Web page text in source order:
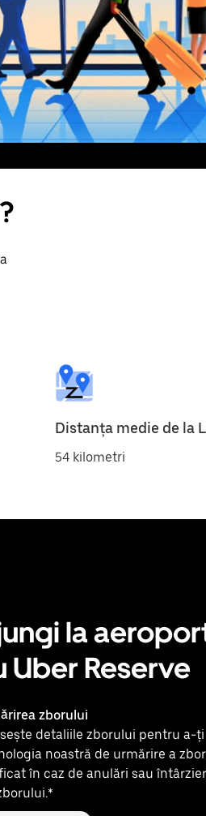
Distanța medie de la
54 kilometri
la
Uber Reserve
zborului
detaliile zborului pentru a-
noastră de urmărire a
în caz de anulări sau